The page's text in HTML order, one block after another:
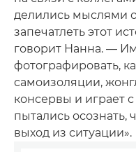
делились мыслями
запечатлеть этот
говорит Нанна. —
фотографировать,
самоизоляции,
консервы и играет
пытались осознать,
выход из ситуации».